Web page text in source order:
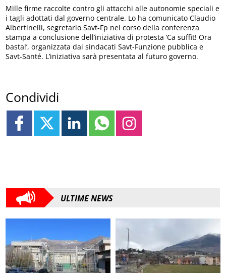
Mille firme raccolte contro gli attacchi alle autonomie speciali e
i tagli adottati dal governo centrale. Lo ha comunicato Claudio
Albertinelli, segretario Savt-Fp nel corso della conferenza
stampa a conclusione dell’iniziativa di protesta ‘Ca suffit! Ora
basta!’, organizzata dai sindacati Savt-Funzione pubblica e
Savt-Santé. L’iniziativa sarà presentata al futuro governo.
Condividi
ULTIME NEWS